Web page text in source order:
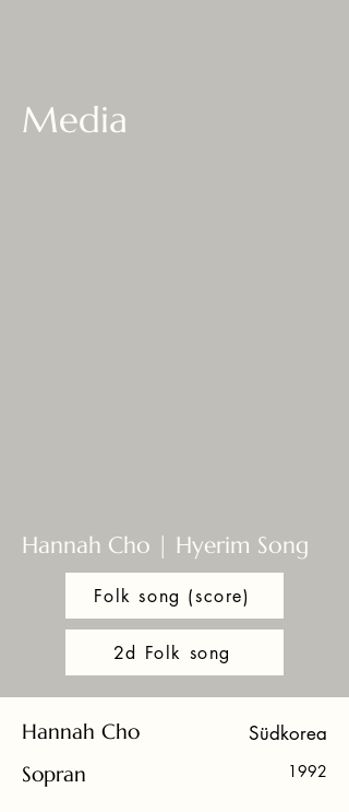
Media
Hannah Cho | Hyerim Song
Folk song (score)
2d Folk song
Hannah Cho Südkorea
Sopran 1992